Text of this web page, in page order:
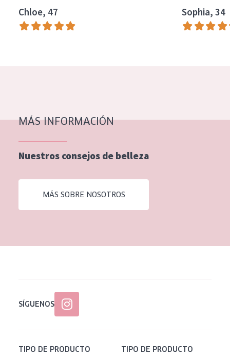
Essentials
Lift+
Piel normal y seca
Piel mixata o grasa
Piel madura
Piel expuesta al sol
Piel menopáusica
Todas las edades
Chloe, 47 Sophia, 34
MÁS INFORMACIÓN
Nuestros consejos de belleza
MÁS SOBRE NOSOTROS
SÍGUENOS
TIPO DE PRODUCTO TIPO DE PRODUCTO